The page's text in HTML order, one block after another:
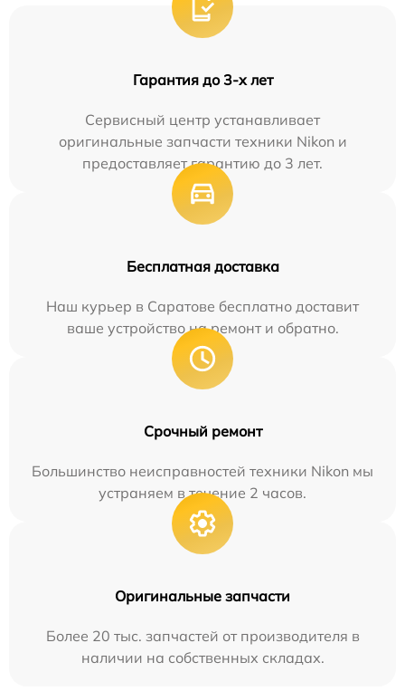
Гарантия до 3-х лет
Сервисный центр устанавливает
оригинальные запчасти техники Nikon и
предоставляет гарантию до 3 лет.
Бесплатная доставка
Наш курьер в Саратове бесплатно доставит
ваше устройство на ремонт и обратно.
Срочный ремонт
Большинство неисправностей техники Nikon мы
устраняем в течение 2 часов.
Оригинальные запчасти
Более 20 тыс. запчастей от производителя в
наличии на собственных складах.